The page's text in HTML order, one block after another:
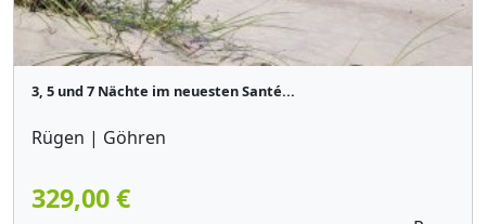
3, 5 und 7 Nächte im neuesten Santé...
Rügen | Göhren
329,00 €